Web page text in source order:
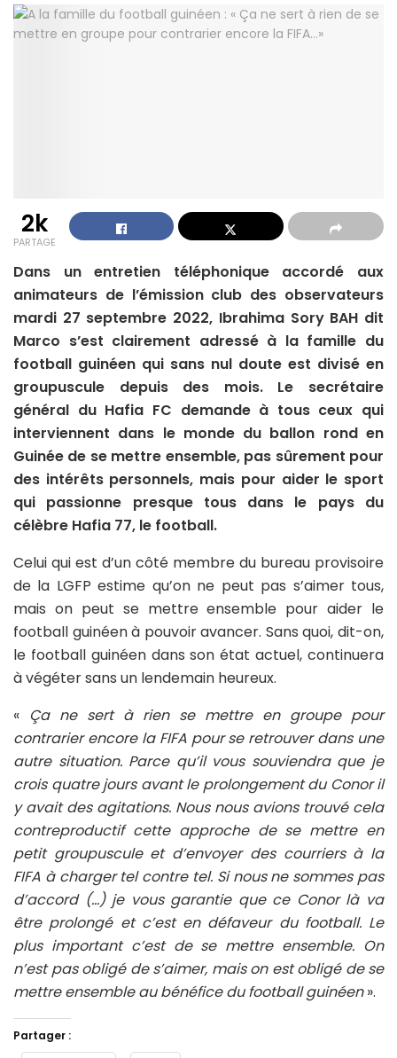
2k
PARTAGE
Dans un entretien téléphonique accordé aux
animateurs de l’émission club des observateurs
mardi 27 septembre 2022, Ibrahima Sory BAH dit
Marco s’est clairement adressé à la famille du
football guinéen qui sans nul doute est divisé en
groupuscule depuis des mois. Le secrétaire
général du Hafia FC demande à tous ceux qui
interviennent dans le monde du ballon rond en
Guinée de se mettre ensemble, pas sûrement pour
des intérêts personnels, mais pour aider le sport
qui passionne presque tous dans le pays du
célèbre Hafia 77, le football.
Celui qui est d’un côté membre du bureau provisoire
de la LGFP estime qu’on ne peut pas s’aimer tous,
mais on peut se mettre ensemble pour aider le
football guinéen à pouvoir avancer. Sans quoi, dit-on,
le football guinéen dans son état actuel, continuera
à végéter sans un lendemain heureux.
« Ça ne sert à rien se mettre en groupe pour
contrarier encore la FIFA pour se retrouver dans une
autre situation. Parce qu’il vous souviendra que je
crois quatre jours avant le prolongement du Conor il
y avait des agitations. Nous nous avions trouvé cela
contreproductif cette approche de se mettre en
petit groupuscule et d’envoyer des courriers à la
FIFA à charger tel contre tel. Si nous ne sommes pas
d’accord (…) je vous garantie que ce Conor là va
être prolongé et c’est en défaveur du football. Le
plus important c’est de se mettre ensemble. On
n’est pas obligé de s’aimer, mais on est obligé de se
mettre ensemble au bénéfice du football guinéen».
Partager :